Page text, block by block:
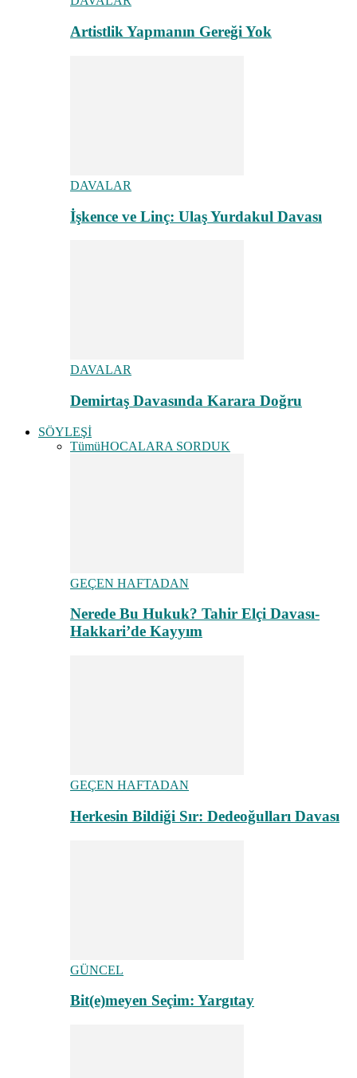
Artistlik Yapmanın Gereği Yok
DAVALAR
İşkence ve Linç: Ulaş Yurdakul Davası
DAVALAR
Demirtaş Davasında Karara Doğru
SÖYLEŞİ
TümüHOCALARA SORDUK
GEÇEN HAFTADAN
Nerede Bu Hukuk? Tahir Elçi Davası-
Hakkari’de Kayyım
GEÇEN HAFTADAN
Herkesin Bildiği Sır: Dedeoğulları Davası
GÜNCEL
Bit(e)meyen Seçim: Yargıtay